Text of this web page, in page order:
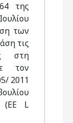
της
των
τις
στη
τον
2011
(ΕΕ L